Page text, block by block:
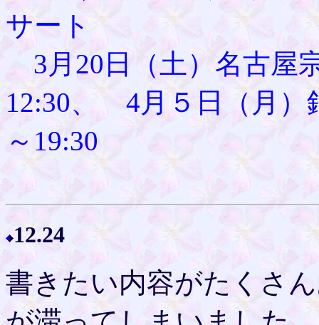
サート
3月20日（土）名古屋
12:30、 4月５日（月
～19:30
12.24
書きたい内容がたくさ